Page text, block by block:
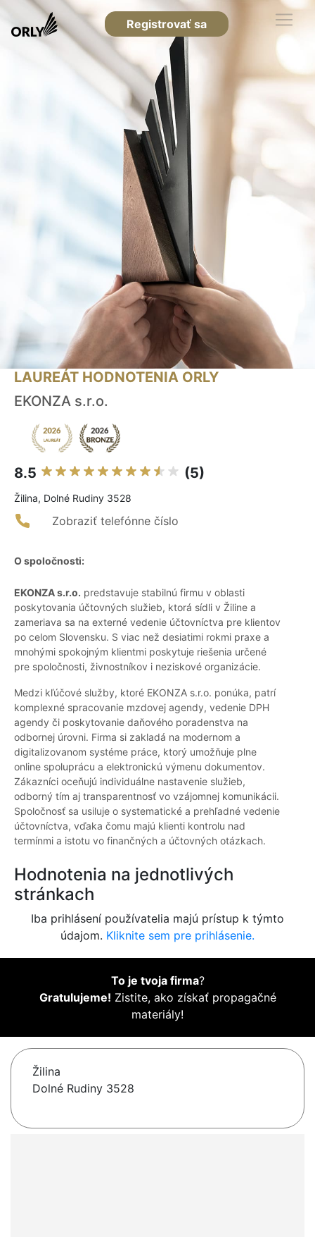
Registrovať sa
LAUREÁT HODNOTENIA ORLY
EKONZA s.r.o.
8.5 (5)
Žilina, Dolné Rudiny 3528
Zobraziť telefónne číslo
O spoločnosti:
EKONZA s.r.o. predstavuje stabilnú firmu v oblasti
poskytovania účtovných služieb, ktorá sídli v Žiline a
zameriava sa na externé vedenie účtovníctva pre klientov
po celom Slovensku. S viac než desiatimi rokmi praxe a
mnohými spokojným klientmi poskytuje riešenia určené
pre spoločnosti, živnostníkov i neziskové organizácie.
Medzi kľúčové služby, ktoré EKONZA s.r.o. ponúka, patrí
komplexné spracovanie mzdovej agendy, vedenie DPH
agendy či poskytovanie daňového poradenstva na
odbornej úrovni. Firma si zakladá na modernom a
digitalizovanom systéme práce, ktorý umožňuje plne
online spoluprácu a elektronickú výmenu dokumentov.
Zákazníci oceňujú individuálne nastavenie služieb,
odborný tím aj transparentnosť vo vzájomnej komunikácii.
Spoločnosť sa usiluje o systematické a prehľadné vedenie
účtovníctva, vďaka čomu majú klienti kontrolu nad
termínmi a istotu vo finančných a účtovných otázkach.
Hodnotenia na jednotlivých
stránkach
Iba prihlásení používatelia majú prístup k týmto
údajom. Kliknite sem pre prihlásenie.
To je tvoja firma?
Gratulujeme! Zistite, ako získať propagačné
materiály!
Žilina
Dolné Rudiny 3528